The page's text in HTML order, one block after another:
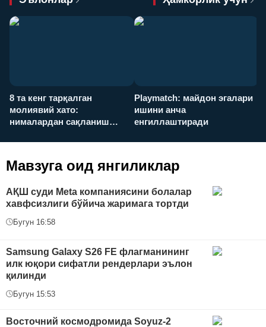
8 та кенг тарқалган
молиявий хато:
нималардан сақланиш
Playmatch: майдон эгалари
ишини анча
енгиллаштиради
Мавзуга оид янгиликлар
АҚШ суди Meta компаниясини болалар
хавфсизлиги бўйича жаримага тортди
Бугун 16:58
Samsung Galaxy S26 FE флагманининг
илк юқори сифатли рендерлари эълон
қилинди
Бугун 15:53
Восточний космодромида Soyuz-2